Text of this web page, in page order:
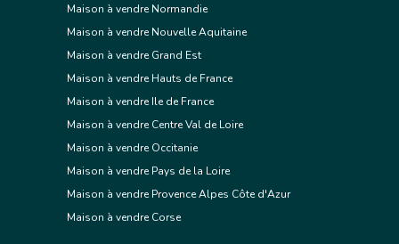
Maison à vendre Normandie
Maison à vendre Nouvelle Aquitaine
Maison à vendre Grand Est
Maison à vendre Hauts de France
Maison à vendre Ile de France
Maison à vendre Centre Val de Loire
Maison à vendre Occitanie
Maison à vendre Pays de la Loire
Maison à vendre Provence Alpes Côte d'Azur
Maison à vendre Corse